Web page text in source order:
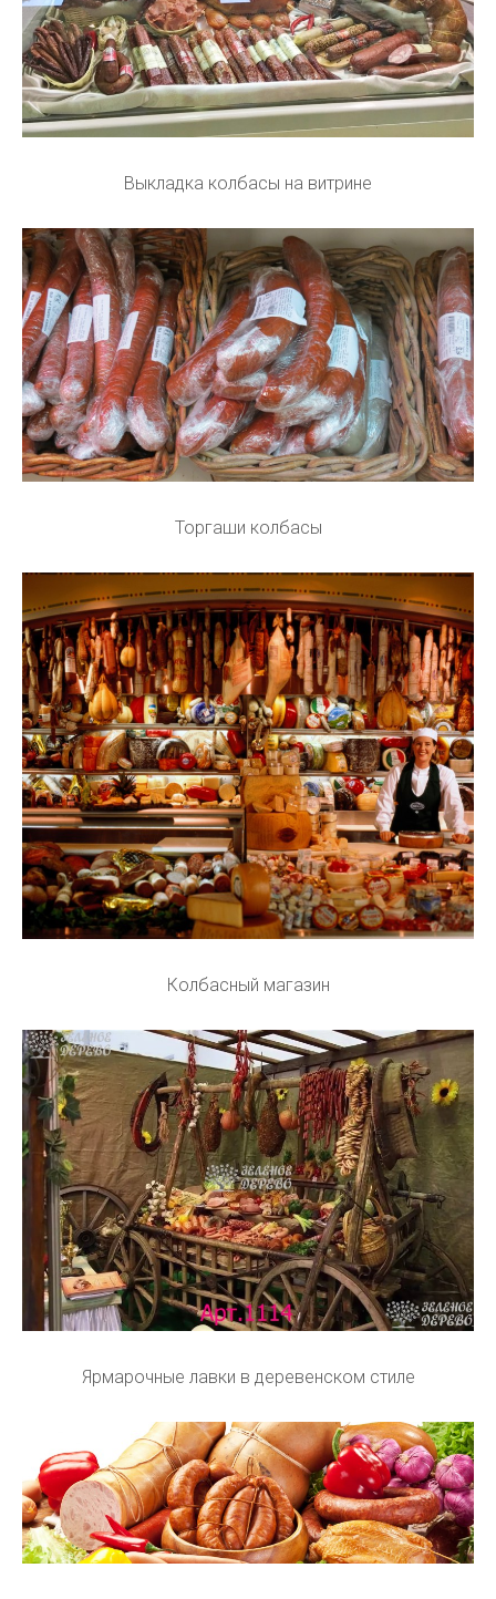
Выкладка колбасы на витрине
Торгаши колбасы
Колбасный магазин
Ярмарочные лавки в деревенском стиле